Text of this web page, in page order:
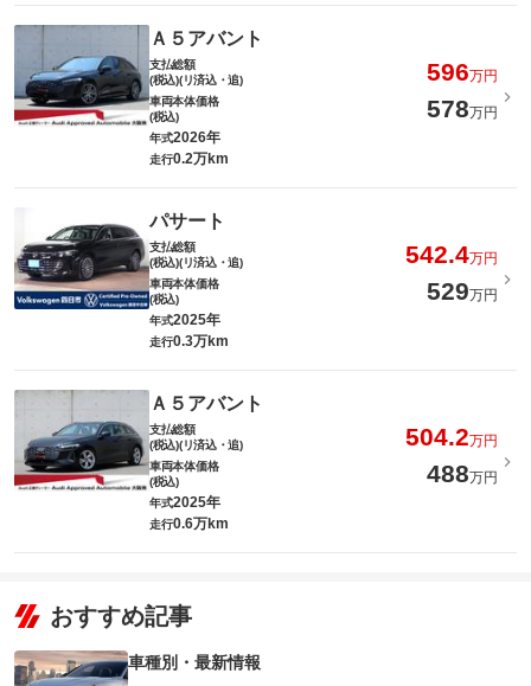
Ａ５アバント
支払総額
(税込)(リ済込・追)
596万円
車両本体価格
(税込)
578万円
年式2026年
走行0.2万km
パサート
支払総額
(税込)(リ済込・追)
542.4万円
車両本体価格
(税込)
529万円
年式2025年
走行0.3万km
Ａ５アバント
支払総額
(税込)(リ済込・追)
504.2万円
車両本体価格
(税込)
488万円
年式2025年
走行0.6万km
おすすめ記事
車種別・最新情報